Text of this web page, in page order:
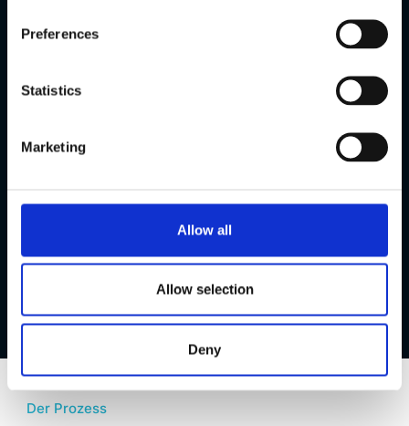
Preferences
Statistics
Marketing
Allow all
Allow selection
Deny
Der Prozess